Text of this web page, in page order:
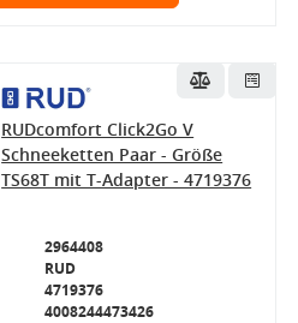
RUDcomfort Click2Go V
Schneeketten Paar - Größe
TS68T mit T-Adapter - 4719376
2964408
RUD
4719376
4008244473426